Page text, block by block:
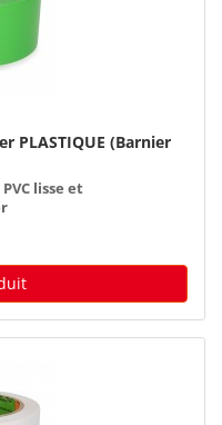
PLASTIQUE (Barnier
lisse et